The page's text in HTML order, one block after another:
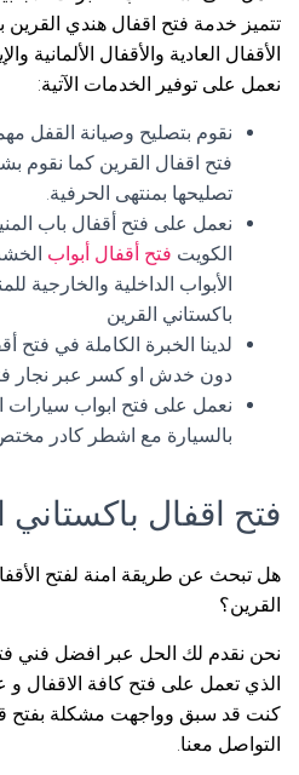
تتميز خدمة فتح اقفال هندي القرين
الأقفال العادية والأقفال الألمانية
نعمل على توفير الخدمات الآتية:
نقوم بتصليح وصيانة القفل
فتح اقفال القرين كما نقوم
تصليحها بمنتهى الحرفية.
نعمل على فتح أقفال باب
الكويت فتح أقفال أبواب
الأبواب الداخلية والخارجية
باكستاني القرين
لدينا الخبرة الكاملة في فتح
دون خدش او كسر عبر نجار
نعمل على فتح ابواب سيارات
بالسيارة مع اشطر كادر
فتح اقفال باكستاني
هل تبحث عن طريقة امنة لفتح
القرين؟
نحن نقدم لك الحل عبر افضل فني
الذي تعمل على فتح كافة الاقفال و
كنت قد سبق وواجهت مشكلة بفتح
التواصل معنا.